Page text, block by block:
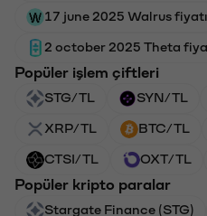
17 june 2025 Walrus fiyatı
2 october 2025 Theta
Popüler işlem çiftleri
STG/TL SYN/TL
XRP/TL BTC/TL
CTSI/TL OXT/TL
Popüler kripto paralar
Stargate Finance (STG)